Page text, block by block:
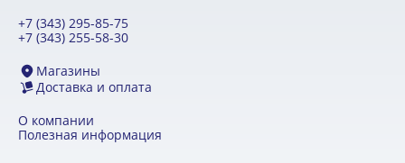
+7 (343) 295-85-75
+7 (343) 255-58-30
Магазины
Доставка и оплата
О компании
Полезная информация